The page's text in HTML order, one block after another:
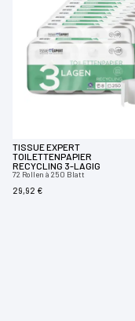
TISSUE EXPERT
TOILETTENPAPIER
RECYCLING 3-LAGIG
72 Rollen à 250 Blatt
29,92 €